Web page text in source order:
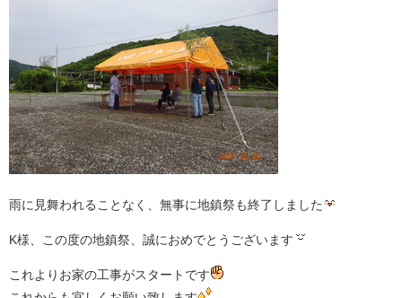
雨に見舞われることなく、無事に地鎮祭も終了しました
K様、この度の地鎮祭、誠におめでとうございます
これよりお家の工事がスタートです